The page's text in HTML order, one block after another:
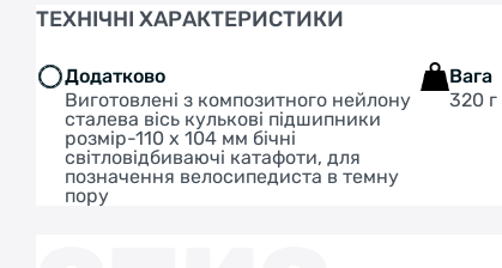
ТЕХНІЧНІ ХАРАКТЕРИСТИКИ
Додатково
Виготовлені з композитного нейлону
сталева вісь кулькові підшипники
розмір-110 х 104 мм бічні
світловідбиваючі катафоти, для
позначення велосипедиста в темну
пору
Вага
320 г